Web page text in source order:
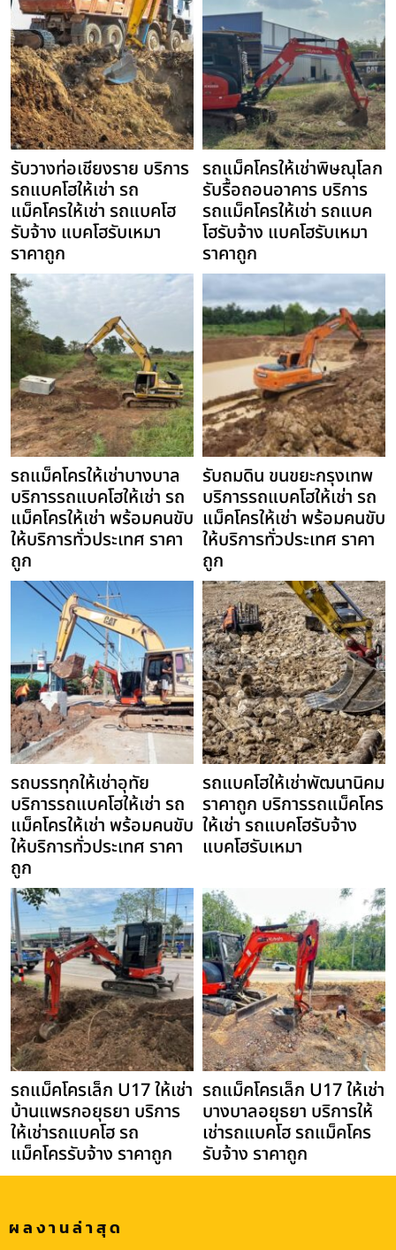
รับวางท่อเชียงราย บริการ
รถแบคโฮให้เช่า รถ
แม็คโครให้เช่า รถแบคโฮ
รับจ้าง แบคโฮรับเหมา
ราคาถูก
รถแม็คโครให้เช่าพิษณุโลก
รับรื้อถอนอาคาร บริการ
รถแม็คโครให้เช่า รถแบค
โฮรับจ้าง แบคโฮรับเหมา
ราคาถูก
รถแม็คโครให้เช่าบางบาล
บริการรถแบคโฮให้เช่า รถ
แม็คโครให้เช่า พร้อมคนขับ
ให้บริการทั่วประเทศ ราคา
ถูก
รับถมดิน ขนขยะกรุงเทพ
บริการรถแบคโฮให้เช่า รถ
แม็คโครให้เช่า พร้อมคนขับ
ให้บริการทั่วประเทศ ราคา
ถูก
รถบรรทุกให้เช่าอุทัย
บริการรถแบคโฮให้เช่า รถ
แม็คโครให้เช่า พร้อมคนขับ
ให้บริการทั่วประเทศ ราคา
ถูก
รถแบคโฮให้เช่าพัฒนานิคม
ราคาถูก บริการรถแม็คโคร
ให้เช่า รถแบคโฮรับจ้าง
แบคโฮรับเหมา
รถแม็คโครเล็ก U17 ให้เช่า
บ้านแพรกอยุธยา บริการ
ให้เช่ารถแบคโฮ รถ
แม็คโครรับจ้าง ราคาถูก
รถแม็คโครเล็ก U17 ให้เช่า
บางบาลอยุธยา บริการให้
เช่ารถแบคโฮ รถแม็คโคร
รับจ้าง ราคาถูก
ผลงานล่าสุด